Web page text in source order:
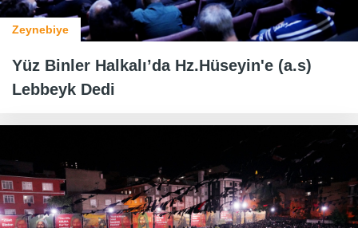
Zeynebiye
Yüz Binler Halkalı’da Hz.Hüseyin'e (a.s)
Lebbeyk Dedi